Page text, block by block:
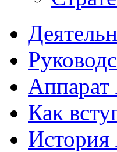
Аппарат
Как
История